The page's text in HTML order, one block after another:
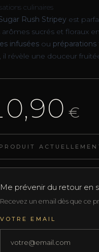
culinaires
Rush Stripey est
arômes sucrés et floraux
infusées ou
il révèle une douceur
€
PRODUIT
Me prévenir du retour en
Recevez un email dès que ce
VOTRE EMAIL